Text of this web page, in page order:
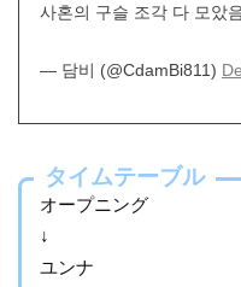
사혼의 구슬 조각 다 모았
— 담비 (@CdamBi811)
タイムテーブル
オープニング
↓
ユンナ